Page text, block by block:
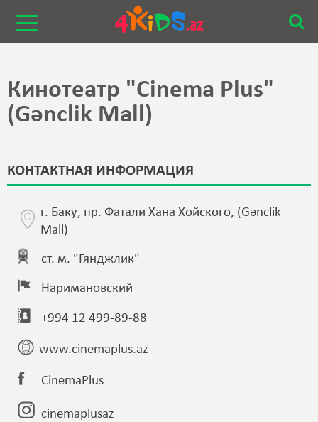
Кинотеатр "Cinema Plus"
(Gənclik Mall)
КОНТАКТНАЯ ИНФОРМАЦИЯ
г. Баку, пр. Фатали Хана Хойского, (Gənclik
Mall)
ст. м. "Гянджлик"
Наримановский
+994 12 499-89-88
www.cinemaplus.az
CinemaPlus
cinemaplusaz